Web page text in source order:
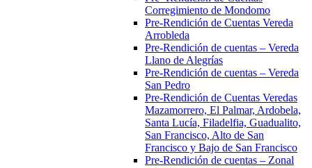
Corregimiento de Mondomo
Pre-Rendición de Cuentas Vereda
Arrobleda
Pre-Rendición de cuentas – Vereda
Llano de Alegrías
Pre-Rendición de cuentas – Vereda
San Pedro
Pre-Rendición de Cuentas Veredas
Mazamorrero, El Palmar, Ardobela,
Santa Lucía, Filadelfia, Guadualito,
San Francisco, Alto de San
Francisco y Bajo de San Francisco
Pre-Rendición de cuentas – Zonal